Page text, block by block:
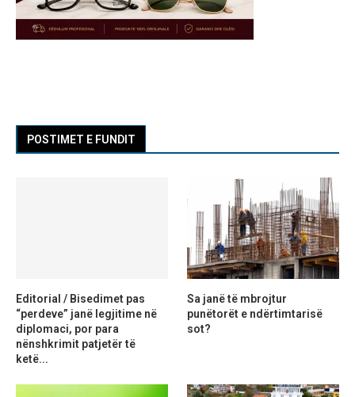
POSTIMET E FUNDIT
Editorial / Bisedimet pas
“perdeve” janë legjitime në
diplomaci, por para
nënshkrimit patjetër të
ketë...
Sa janë të mbrojtur
punëtorët e ndërtimtarisë
sot?